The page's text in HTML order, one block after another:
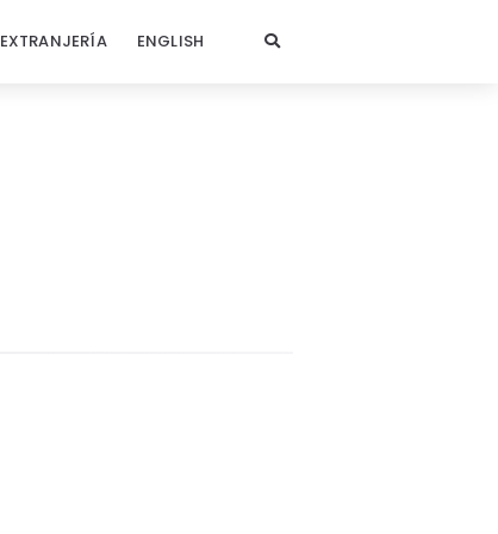
EXTRANJERÍA ENGLISH